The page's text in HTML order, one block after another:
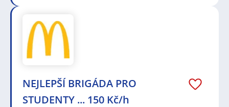
NEJLEPŠÍ BRIGÁDA PRO
STUDENTY ... 150 Kč/h